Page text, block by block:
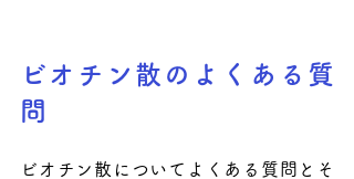
ビオチン散のよくある質
問
ビオチン散についてよくある質問とそ